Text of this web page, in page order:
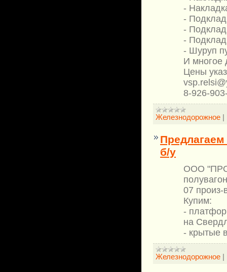
-
-
-
-
- Шуруп
И многое
Цены
8-926-
Железнодорожное |
б/у
ООО
07
Купим:
-
на
- крытые
Железнодорожное |